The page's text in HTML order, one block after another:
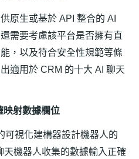
原生或基於 API 整合的 AI
需要考慮該平台是否擁有直
，以及符合安全性規範等條
適用於 CRM 的十大 AI 聊天
映射數據欄位
可視化建構器設計機器人的
機器人收集的數據輸入正確